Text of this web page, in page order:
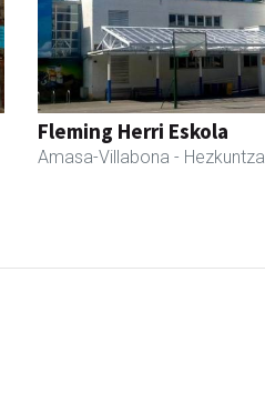
Fleming Herri Eskola
Amasa-Villabona - Hezkuntza